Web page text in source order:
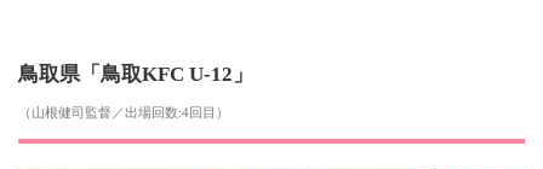
鳥取県「鳥取KFC U-12」
（山根健司監督／出場回数:4回目）